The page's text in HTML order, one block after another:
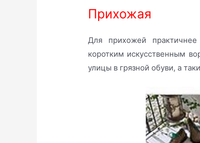
Прихожая
Для прихожей
коротким искусственным
улицы в грязной обуви, а